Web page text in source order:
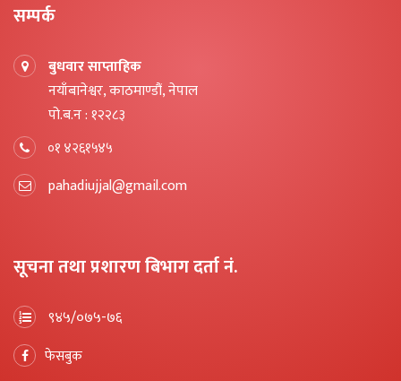
सम्पर्क
बुधवार साप्ताहिक
नयाँबानेश्वर, काठमाण्डौं, नेपाल
पो.ब.न : १२२८३
०१ ४२६१५४५
pahadiujjal@gmail.com
सूचना तथा प्रशारण बिभाग दर्ता नं.
९४५/०७५-७६
फेसबुक